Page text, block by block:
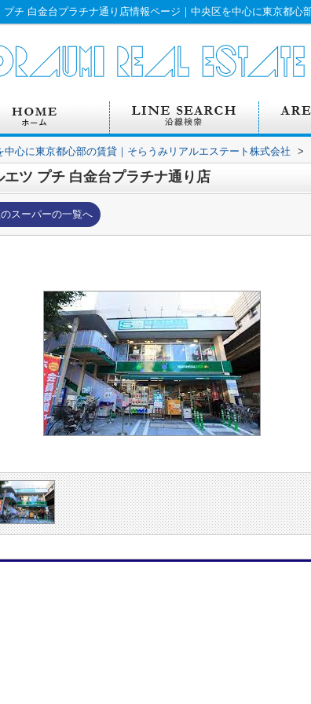
中心に東京都心部の賃貸｜そらうみリアルエステート株式会社 >
エツ プチ 白金台プラチナ通り店
スーパーの一覧へ